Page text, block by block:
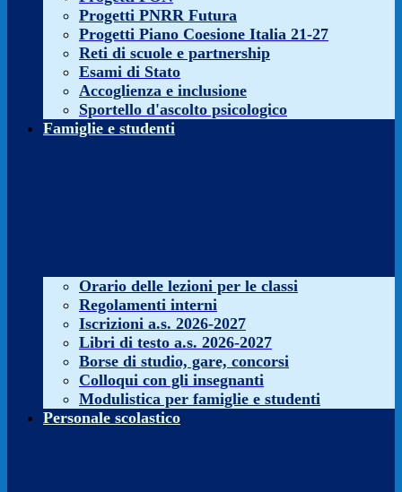
Progetti PNRR Futura
Progetti Piano Coesione Italia 21-27
Reti di scuole e partnership
Esami di Stato
Accoglienza e inclusione
Sportello d'ascolto psicologico
Famiglie e studenti
Orario delle lezioni per le classi
Regolamenti interni
Iscrizioni a.s. 2026-2027
Libri di testo a.s. 2026-2027
Borse di studio, gare, concorsi
Colloqui con gli insegnanti
Modulistica per famiglie e studenti
Personale scolastico